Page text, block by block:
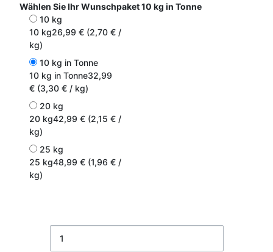
Wählen Sie Ihr Wunschpaket10 kg in Tonne
10 kg
10 kg26,99 € (2,70 € /
kg)
10 kg in Tonne
10 kg in Tonne32,99
€ (3,30 € / kg)
20 kg
20 kg42,99 € (2,15 € /
kg)
25 kg
25 kg48,99 € (1,96 € /
kg)